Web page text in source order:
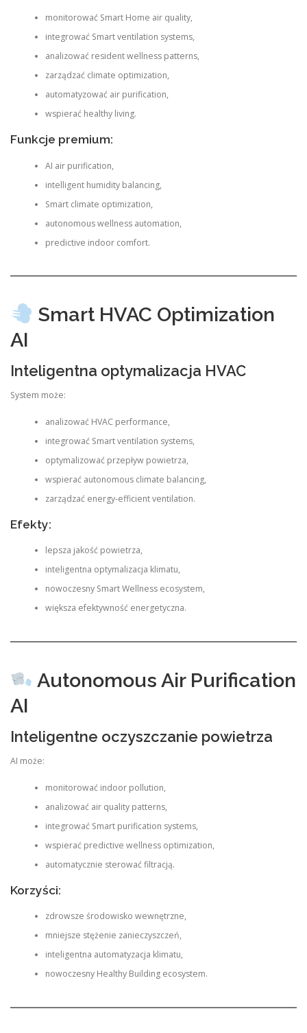
monitorować Smart Home air quality,
integrować Smart ventilation systems,
analizować resident wellness patterns,
zarządzać climate optimization,
automatyzować air purification,
wspierać healthy living.
Funkcje premium:
AI air purification,
intelligent humidity balancing,
Smart climate optimization,
autonomous wellness automation,
predictive indoor comfort.
Smart HVAC Optimization
AI
Inteligentna optymalizacja HVAC
System może:
analizować HVAC performance,
integrować Smart ventilation systems,
optymalizować przepływ powietrza,
wspierać autonomous climate balancing,
zarządzać energy-efficient ventilation.
Efekty:
lepsza jakość powietrza,
inteligentna optymalizacja klimatu,
nowoczesny Smart Wellness ecosystem,
większa efektywność energetyczna.
Autonomous Air Purification
AI
Inteligentne oczyszczanie powietrza
AI może:
monitorować indoor pollution,
analizować air quality patterns,
integrować Smart purification systems,
wspierać predictive wellness optimization,
automatycznie sterować filtracją.
Korzyści:
zdrowsze środowisko wewnętrzne,
mniejsze stężenie zanieczyszczeń,
inteligentna automatyzacja klimatu,
nowoczesny Healthy Building ecosystem.